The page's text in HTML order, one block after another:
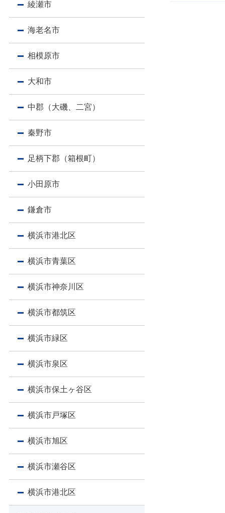
綾瀬市
海老名市
相模原市
大和市
中郡（大磯、二宮）
秦野市
足柄下郡（箱根町）
小田原市
鎌倉市
横浜市港北区
横浜市青葉区
横浜市神奈川区
横浜市都筑区
横浜市緑区
横浜市泉区
横浜市保土ヶ谷区
横浜市戸塚区
横浜市旭区
横浜市瀬谷区
横浜市港北区